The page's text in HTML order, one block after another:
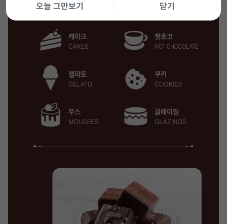
오늘 그만보기 닫기